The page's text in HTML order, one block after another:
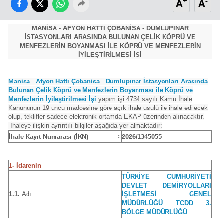
A A
MANİSA - AFYON HATTI ÇOBANİSA - DUMLUPINAR
İSTASYONLARI ARASINDA BULUNAN ÇELİK KÖPRÜ VE
MENFEZLERİN BOYANMASI İLE KÖPRÜ VE MENFEZLERİN
İYİLEŞTİRİLMESİ İŞİ
Manisa - Afyon Hattı Çobanisa - Dumlupınar İstasyonları Arasında
Bulunan Çelik Köprü ve Menfezlerin Boyanması ile Köprü ve
Menfezlerin İyileştirilmesi İşi yapım işi 4734 sayılı Kamu İhale
Kanununun 19 uncu maddesine göre açık ihale usulü ile ihale edilecek
olup, teklifler sadece elektronik ortamda EKAP üzerinden alınacaktır.
İhaleye ilişkin ayrıntılı bilgiler aşağıda yer almaktadır:
İhale Kayıt Numarası (İKN)
: 2026/1345055
1- İdarenin
1.1. Adı :
TÜRKİYE CUMHURİYETİ
DEVLET DEMİRYOLLARI
İŞLETMESİ GENEL
MÜDÜRLÜĞÜ TCDD 3.
BÖLGE MÜDÜRLÜĞÜ